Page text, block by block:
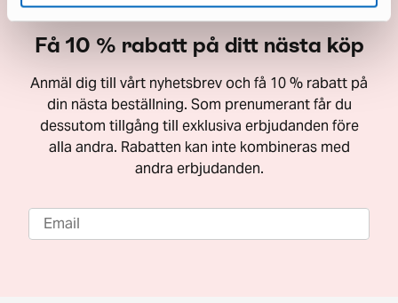
Få 10 % rabatt på ditt nästa köp
Anmäl dig till vårt nyhetsbrev och få 10 % rabatt på
din nästa beställning. Som prenumerant får du
dessutom tillgång till exklusiva erbjudanden före
alla andra. Rabatten kan inte kombineras med
andra erbjudanden.